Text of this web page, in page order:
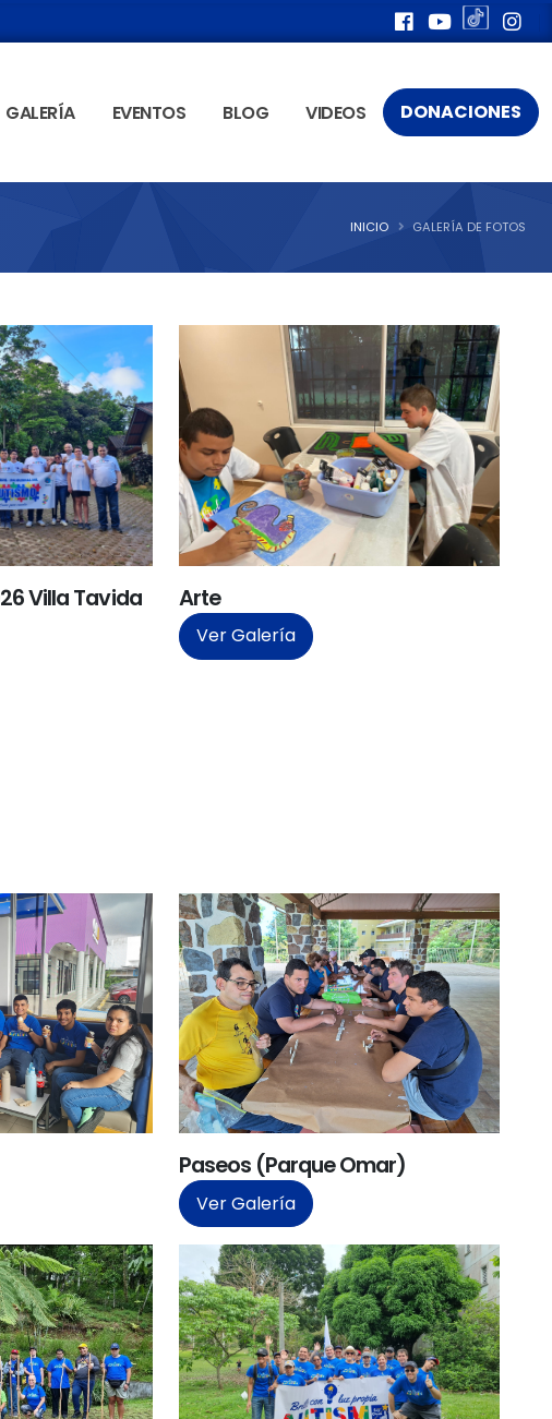
GALERÍA EVENTOS BLOG VIDEOS DONACIONES
INICIO GALERÍA DE FOTOS
Villa Tavida Arte
Ver Galería
Paseos (Parque Omar)
Ver Galería